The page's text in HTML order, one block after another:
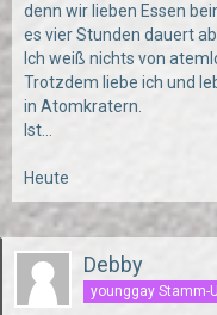
denn wir lieben Essen
es vier Stunden dauert
Ich weiß nichts von
Trotzdem liebe ich und
in Atomkratern.
Ist...
Heute
Debby
younggay Stamm-